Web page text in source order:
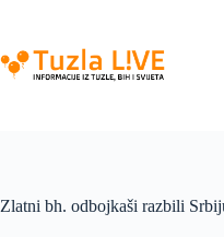
content
Zlatni bh. odbojkaši razbili